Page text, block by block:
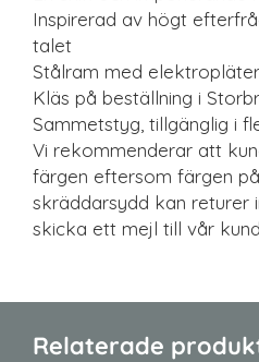
Inspirerad av högt
talet
Stålram med
Kläs på beställning i
Sammetstyg, tillgänglig i
Vi rekommenderar att
färgen eftersom färgen
skräddarsydd kan returer
skicka ett mejl till vår
Relaterade